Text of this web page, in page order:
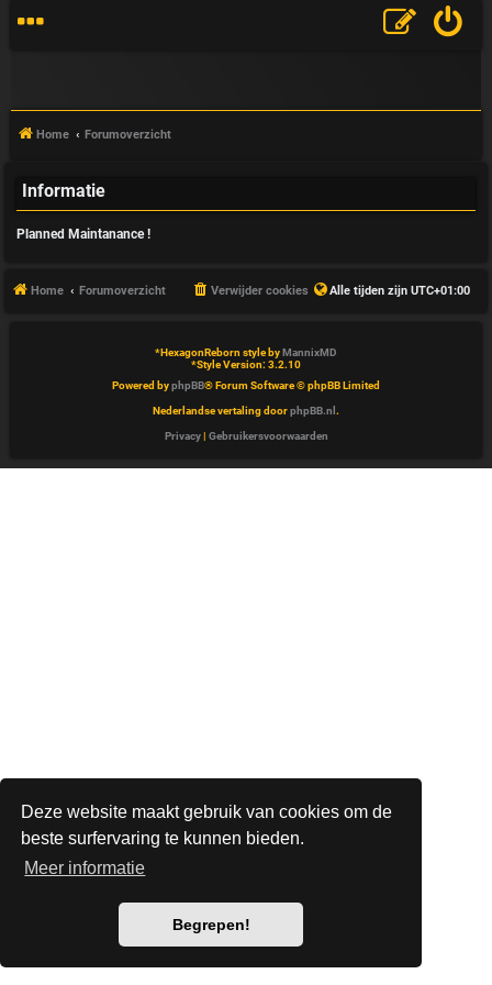
Deze website maakt gebruik van cookies om de
beste surfervaring te kunnen bieden.
Meer informatie
Begrepen!
V
A
Home Forumoverzicht
Informatie
Planned Maintanance !
Home Forumoverzicht Alle tijden zijn UTC+01:00
Verwijder cookies
*HexagonReborn style byMannixMD
*Style Version: 3.2.10
Powered byphpBB® Forum Software © phpBB Limited
Nederlandse vertaling doorphpBB.nl .
Privacy| Gebruikersvoorwaarden